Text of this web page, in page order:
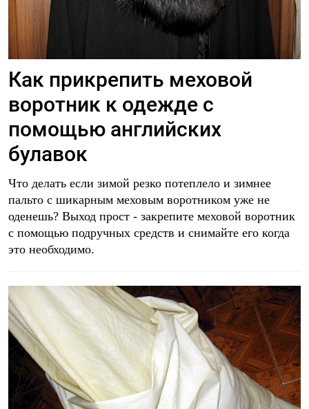
Как прикрепить меховой
воротник к одежде с
помощью английских
булавок
Что делать если зимой резко потеплело и зимнее
пальто с шикарным меховым воротником уже не
оденешь? Выход прост - закрепите меховой воротник
с помощью подручных средств и снимайте его когда
это необходимо.